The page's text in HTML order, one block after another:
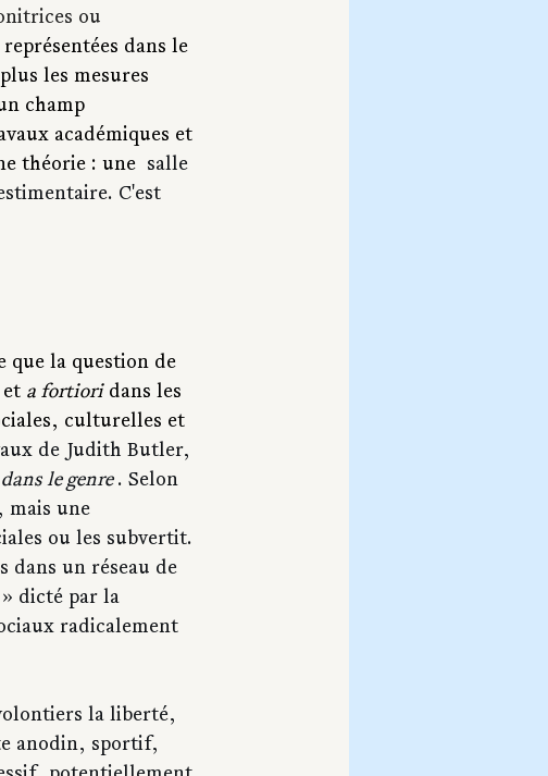
ou
dans le
les mesures
champ
académiques et
théorie : une salle
C'est
que la question de
et a fortiori dans les
culturelles et
de Judith Butler,
le genre . Selon
mais une
ou les subvertit.
dans un réseau de
dicté par la
radicalement
la liberté,
anodin, sportif,